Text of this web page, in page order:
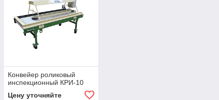
Конвейер роликовый
инспекционный КРИ-10
Цену уточняйте